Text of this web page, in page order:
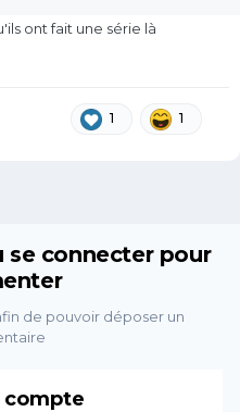
ont fait une série là
1 1
se connecter pour
de pouvoir déposer un
compte